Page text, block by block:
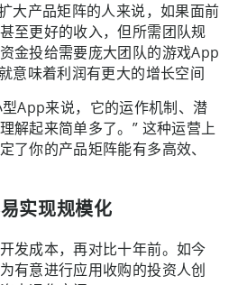
大产品矩阵的人来说，如果面前
至更好的收入，但所需团队规
金投给需要庞大团队的游戏App
意味着利润有更大的增长空间
App来说，它的运作机制、潜
解起来简单多了。” 这种运营上
了你的产品矩阵能有多高效、
实现规模化
发成本，再对比十年前。如今
有意进行应用收购的投资人创